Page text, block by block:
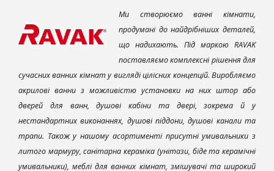
Ми створюємо ванні кімнати,
продумані до найдрібніших деталей,
що надихають. Під маркою RAVAK
поставляємо комплексні рішення для
сучасних ванних кімнат у вигляді цілісних концепцій. Виробляємо
акрилові ванни з можливістю установки на них штор або
дверей для ванн, душові кабіни та двері, зокрема й у
нестандартних виконаннях, душові піддони, душові канали та
трапи. Також у нашому асортименті присутні умивальники з
литого мармуру, санітарна кераміка (унітази, біде та керамічні
умивальники), меблі для ванних кімнат, змішувачі та широкий